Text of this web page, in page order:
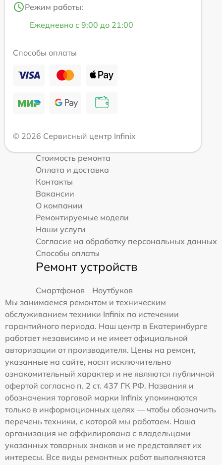
Режим работы:
Ежедневно с 9:00 до 21:00
Способы оплаты
© 2026 Сервисный центр Infinix
Стоимость ремонта
Оплата и доставка
Контакты
Вакансии
О компании
Ремонтируемые модели
Наши услуги
Согласие на обработку персональных данных
Способы оплаты
Ремонт устройств
Смартфонов
Ноутбуков
Мы занимаемся ремонтом и техническим
обслуживанием техники Infinix по истечении
гарантийного периода. Наш центр в Екатеринбурге
работает независимо и не имеет официальной
авторизации от производителя. Цены на ремонт,
указанные на сайте, носят исключительно
ознакомительный характер и не являются публичной
офертой согласно п. 2 ст. 437 ГК РФ. Названия и
обозначения торговой марки Infinix упоминаются
только в информационных целях — чтобы обозначить
перечень техники, с которой мы работаем. Наша
организация не аффилирована с владельцами
указанных товарных знаков и не представляет их
интересы. Все виды ремонтных работ выполняются